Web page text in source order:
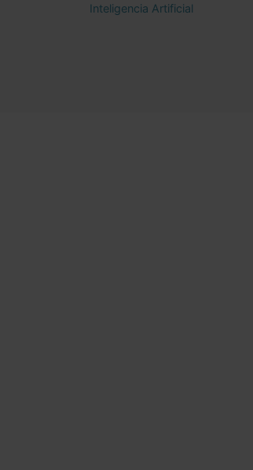
Inteligencia Artificial